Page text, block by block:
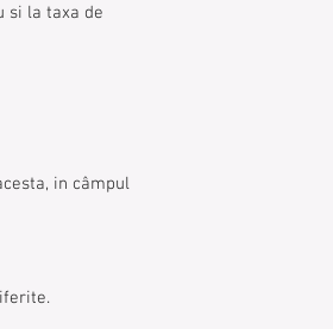
si la taxa de
in câmpul